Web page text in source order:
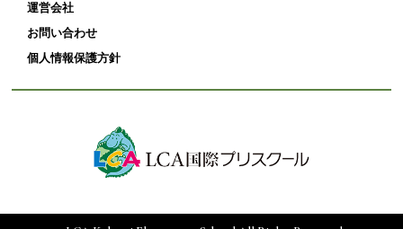
運営会社
お問い合わせ
個人情報保護方針